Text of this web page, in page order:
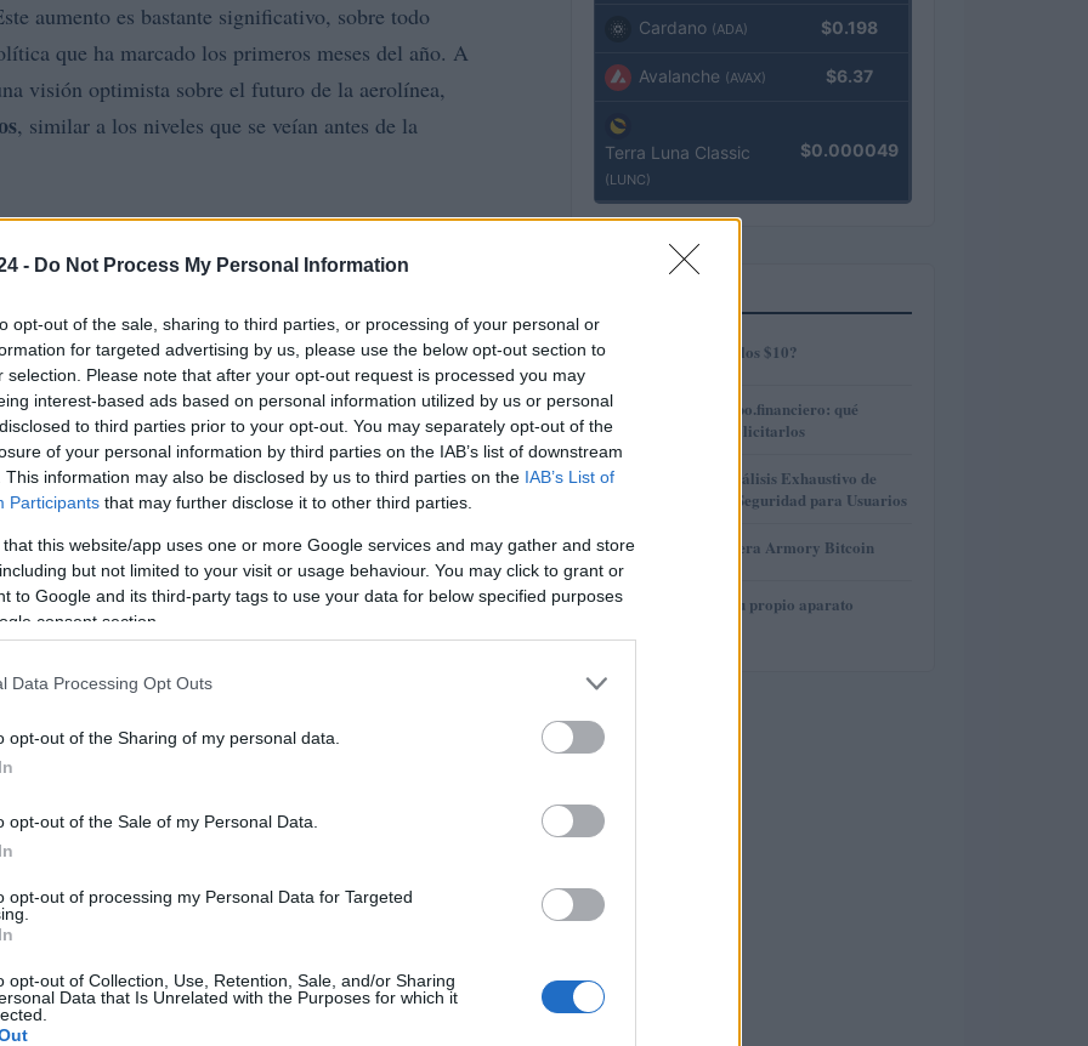
- Do Not Process My Personal Information
opt-out of the sale, sharing to third parties, or processing of your personal or
for targeted advertising by us, please use the below opt-out section to
selection. Please note that after your opt-out request is processed you may
interest-based ads based on personal information utilized by us or personal
to third parties prior to your opt-out. You may separately opt-out of the
of your personal information by third parties on the IAB’s list of downstream
This information may also be disclosed by us to third parties on the IAB’s List of
Participants that may further disclose it to other third parties.
that this website/app uses one or more Google services and may gather and store
but not limited to your visit or usage behaviour. You may click to grant or
to Google and its third-party tags to use your data for below specified purposes
consent section.
Data Processing Opt Outs
opt-out of the Sharing of my personal data.
opt-out of the Sale of my Personal Data.
opt-out of processing my Personal Data for Targeted
opt-out of Collection, Use, Retention, Sale, and/or Sharing
Data that Is Unrelated with the Purposes for which it
aumento es bastante significativo, sobre todo
que ha marcado los primeros meses del año. A
visión optimista sobre el futuro de la aerolínea,
, similar a los niveles que se veían antes de la
horas, se ha confirmado que la compañía ha
en el precio del combustible, lo cual es un alivio
sobre la debilidad del mercado
analistas a ajustar sus expectativas.
ante las adversidades del sector. A pesar
y la reciente guerra arancelaria, la compañía ha
de eurosa sus accionistas en forma de
sólida en la estabilidad de su negocio a largo plazo.
Cardano (ADA) $0.198
Avalanche (AVAX) $6.37
Terra Luna Classic
(LUNC)
$0.000049
1 ¿AMP alcanzará los $10?
2
Préstamos en Kubo.financiero: qué
ofrecen y cómo solicitarlos
3
Gana Crédito: Análisis Exhaustivo de
Funcionalidad y Seguridad para Usuarios
4 Revisión de billetera Armory Bitcoin
5 Cómo construir tu propio aparato